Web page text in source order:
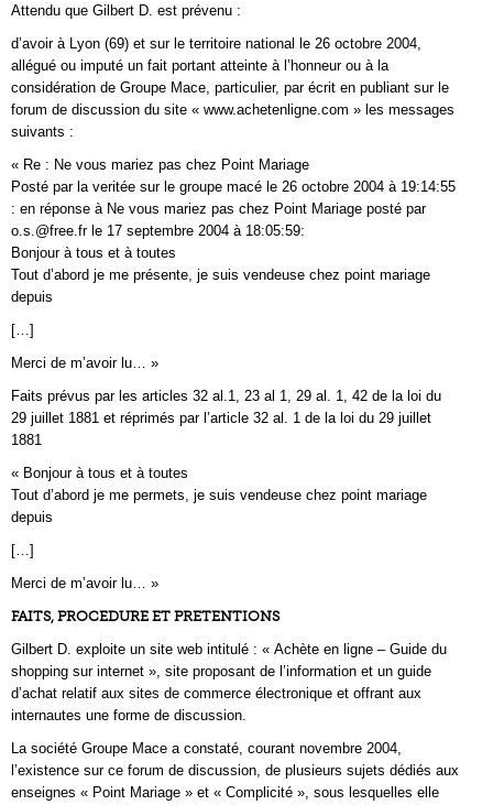
Attendu que Gilbert D. est prévenu :
d’avoir à Lyon (69) et sur le territoire national le 26 octobre 2004,
allégué ou imputé un fait portant atteinte à l’honneur ou à la
considération de Groupe Mace, particulier, par écrit en publiant sur le
forum de discussion du site « www.achetenligne.com » les messages
suivants :
« Re : Ne vous mariez pas chez Point Mariage
Posté par la veritée sur le groupe macé le 26 octobre 2004 à 19:14:55
: en réponse à Ne vous mariez pas chez Point Mariage posté par
o.s.@free.fr le 17 septembre 2004 à 18:05:59:
Bonjour à tous et à toutes
Tout d’abord je me présente, je suis vendeuse chez point mariage
depuis
[…]
Merci de m’avoir lu… »
Faits prévus par les articles 32 al.1, 23 al 1, 29 al. 1, 42 de la loi du
29 juillet 1881 et réprimés par l’article 32 al. 1 de la loi du 29 juillet
1881
« Bonjour à tous et à toutes
Tout d’abord je me permets, je suis vendeuse chez point mariage
depuis
[…]
Merci de m’avoir lu… »
FAITS, PROCEDURE ET PRETENTIONS
Gilbert D. exploite un site web intitulé : « Achète en ligne – Guide du
shopping sur internet », site proposant de l’information et un guide
d’achat relatif aux sites de commerce électronique et offrant aux
internautes une forme de discussion.
La société Groupe Mace a constaté, courant novembre 2004,
l’existence sur ce forum de discussion, de plusieurs sujets dédiés aux
enseignes « Point Mariage » et « Complicité », sous lesquelles elle